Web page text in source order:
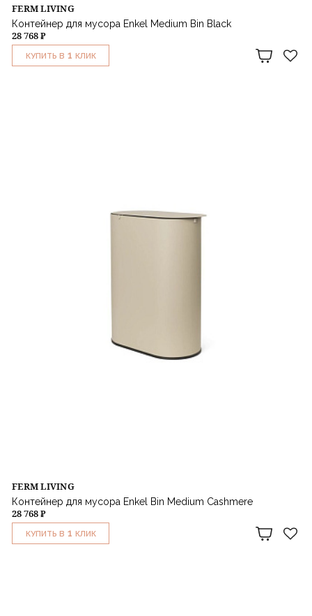
FERM LIVING
Контейнер для мусора Enkel Medium Bin Black
28 768 ₽
КУПИТЬ В 1 КЛИК
FERM LIVING
Контейнер для мусора Enkel Bin Medium Cashmere
28 768 ₽
КУПИТЬ В 1 КЛИК